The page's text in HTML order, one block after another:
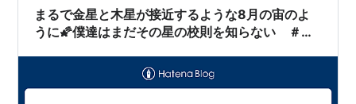
へ戻ってくる…
まるで金星と木星が接近するような8月の宙のよ
うに🌠僕達はまだその星の校則を知らない ＃０